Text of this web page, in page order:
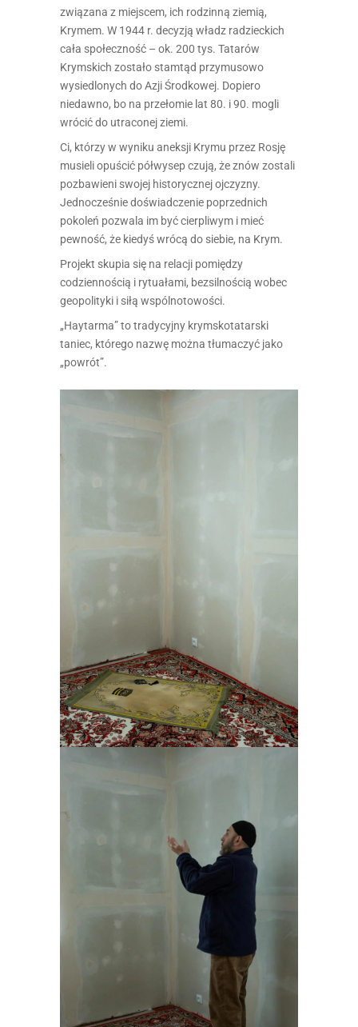
związana z miejscem, ich rodzinną ziemią,
Krymem. W 1944 r. decyzją władz radzieckich
cała społeczność – ok. 200 tys. Tatarów
Krymskich zostało stamtąd przymusowo
wysiedlonych do Azji Środkowej. Dopiero
niedawno, bo na przełomie lat 80. i 90. mogli
wrócić do utraconej ziemi.
Ci, którzy w wyniku aneksji Krymu przez Rosję
musieli opuścić półwysep czują, że znów zostali
pozbawieni swojej historycznej ojczyzny.
Jednocześnie doświadczenie poprzednich
pokoleń pozwala im być cierpliwym i mieć
pewność, że kiedyś wrócą do siebie, na Krym.
Projekt skupia się na relacji pomiędzy
codziennością i rytuałami, bezsilnością wobec
geopolityki i siłą wspólnotowości.
„Haytarma” to tradycyjny krymskotatarski
taniec, którego nazwę można tłumaczyć jako
„powrót”.